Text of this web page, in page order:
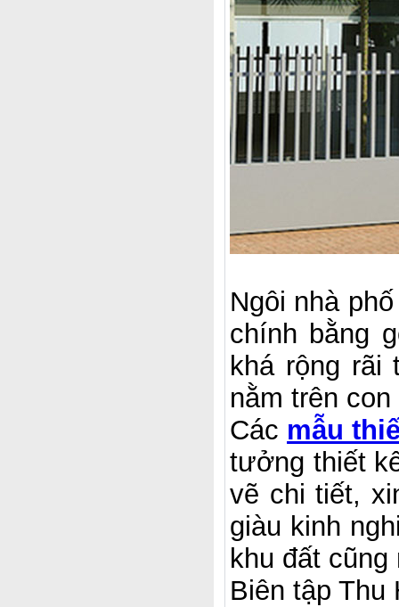
Ngôi nhà
chính bằng
khá rộng rãi
nằm trên
Các mẫu
tưởng thiết
vẽ chi tiết,
giàu kinh
khu đất
Biên tập Thu